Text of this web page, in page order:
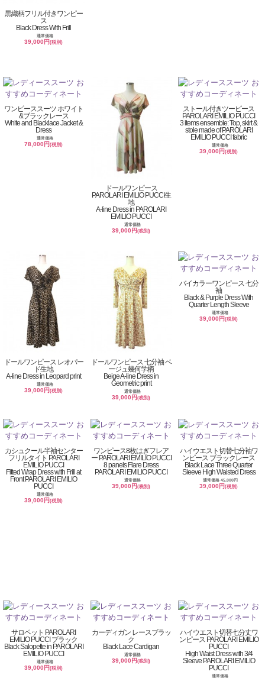
黒織柄フリル付きワンピー
ス
Black Dress With Frill
通常価格
39,000円(税別)
ワンピーススーツ ホワイト
&ブラックレース
White and Blacklace Jacket &
Dress
通常価格
78,000円(税別)
ドールワンピース
PAROLARI EMILIO PUCCI生
地
A-line Dress in PAROLARI
EMILIO PUCCI
通常価格
39,000円(税別)
ストール付きツーピース
PAROLARI EMILIO PUCCI
3 items ensemble: Top, skirt &
stole made of PAROLARI
EMILIO PUCCI fabric
通常価格
39,000円(税別)
ドールワンピース レオパー
ド生地
A-line Dress in Leopard print
通常価格
39,000円(税別)
ドールワンピース 七分袖 ベ
ージュ幾何学柄
Beige A-line Dress in
Geometric print
通常価格
39,000円(税別)
バイカラーワンピース 七分
袖
Black & Purple Dress With
Quarter Length Sleeve
通常価格
39,000円(税別)
カシュクール半袖センター
フリルタイト PAROLARI
EMILIO PUCCI
Fitted Wrap Dress with Frill at
Front PAROLARI EMILIO
PUCCI
通常価格
39,000円(税別)
ワンピース8枚はぎフレア
ー PAROLARI EMILIO PUCCI
8 panels Flare Dress
PAROLARI EMILIO PUCCI
通常価格
39,000円(税別)
ハイウエスト切替七分袖ワ
ンピース ブラックレース
Black Lace Three Quarter
Sleeve High Waisted Dress
通常価格 45,000円
39,000円(税別)
サロペット PAROLARI
EMILIO PUCCI ブラック
Black Salopette in PAROLARI
EMILIO PUCCI
通常価格
39,000円(税別)
カーディガン レースブラッ
ク
Black Lace Cardigan
通常価格
39,000円(税別)
ハイウエスト切替七分丈ワ
ンピース PAROLARI EMILIO
PUCCI
High Waist Dress with 3/4
Sleeve PAROLARI EMILIO
PUCCI
通常価格